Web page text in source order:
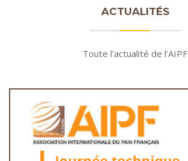
ACTUALITÉS
Toute l'actualité de l'AIPF